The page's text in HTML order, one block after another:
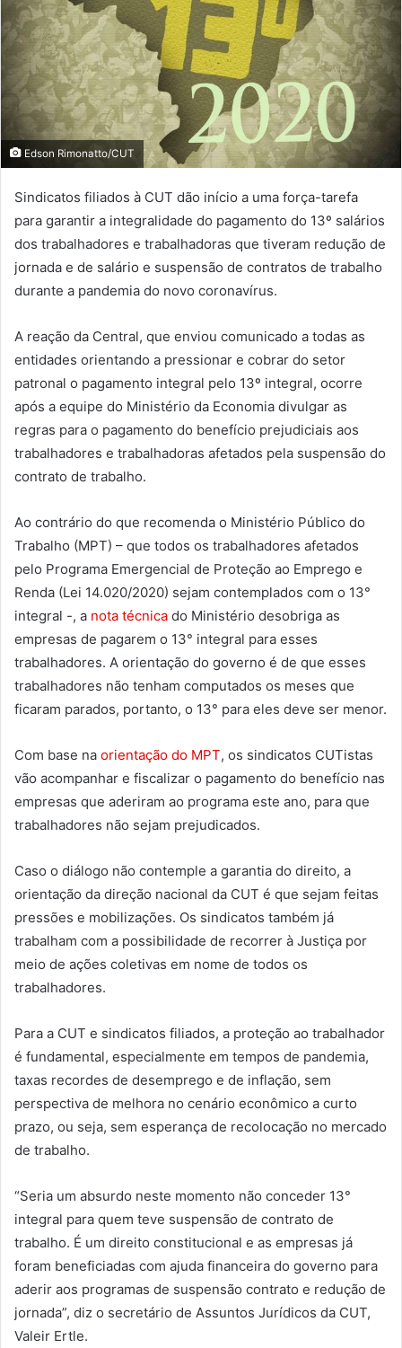
Edson Rimonatto/CUT
Sindicatos filiados à CUT dão início a uma força-tarefa
para garantir a integralidade do pagamento do 13º salários
dos trabalhadores e trabalhadoras que tiveram redução de
jornada e de salário e suspensão de contratos de trabalho
durante a pandemia do novo coronavírus.
A reação da Central, que enviou comunicado a todas as
entidades orientando a pressionar e cobrar do setor
patronal o pagamento integral pelo 13º integral, ocorre
após a equipe do Ministério da Economia divulgar as
regras para o pagamento do benefício prejudiciais aos
trabalhadores e trabalhadoras afetados pela suspensão do
contrato de trabalho.
Ao contrário do que recomenda o Ministério Público do
Trabalho (MPT) – que todos os trabalhadores afetados
pelo Programa Emergencial de Proteção ao Emprego e
Renda (Lei 14.020/2020) sejam contemplados com o 13°
integral -, a nota técnica do Ministério desobriga as
empresas de pagarem o 13° integral para esses
trabalhadores. A orientação do governo é de que esses
trabalhadores não tenham computados os meses que
ficaram parados, portanto, o 13° para eles deve ser menor.
Com base na orientação do MPT, os sindicatos CUTistas
vão acompanhar e fiscalizar o pagamento do benefício nas
empresas que aderiram ao programa este ano, para que
trabalhadores não sejam prejudicados.
Caso o diálogo não contemple a garantia do direito, a
orientação da direção nacional da CUT é que sejam feitas
pressões e mobilizações. Os sindicatos também já
trabalham com a possibilidade de recorrer à Justiça por
meio de ações coletivas em nome de todos os
trabalhadores.
Para a CUT e sindicatos filiados, a proteção ao trabalhador
é fundamental, especialmente em tempos de pandemia,
taxas recordes de desemprego e de inflação, sem
perspectiva de melhora no cenário econômico a curto
prazo, ou seja, sem esperança de recolocação no mercado
de trabalho.
“Seria um absurdo neste momento não conceder 13°
integral para quem teve suspensão de contrato de
trabalho. É um direito constitucional e as empresas já
foram beneficiadas com ajuda financeira do governo para
aderir aos programas de suspensão contrato e redução de
jornada”, diz o secretário de Assuntos Jurídicos da CUT,
Valeir Ertle.